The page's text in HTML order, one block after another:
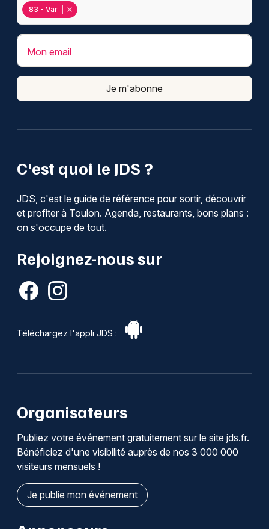
C'est quoi le JDS ?
JDS, c'est le guide de référence pour sortir, découvrir
et profiter à Toulon. Agenda, restaurants, bons plans :
on s'occupe de tout.
Rejoignez-nous sur
Téléchargez l'appli JDS :
83 - Var
Mon email
Je m'abonne
Organisateurs
Publiez votre événement gratuitement sur le site jds.fr.
Bénéficiez d'une visibilité auprès de nos 3 000 000
visiteurs mensuels !
Je publie mon événement